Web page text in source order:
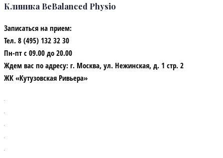
Клиника BeBalanced Physio
Записаться на прием:
Тел. 8 (495) 132 32 30
Пн-пт с 09.00 до 20.00
Ждем вас по адресу: г. Москва, ул. Нежинская, д. 1 стр. 2
ЖК «Кутузовская Ривьера»